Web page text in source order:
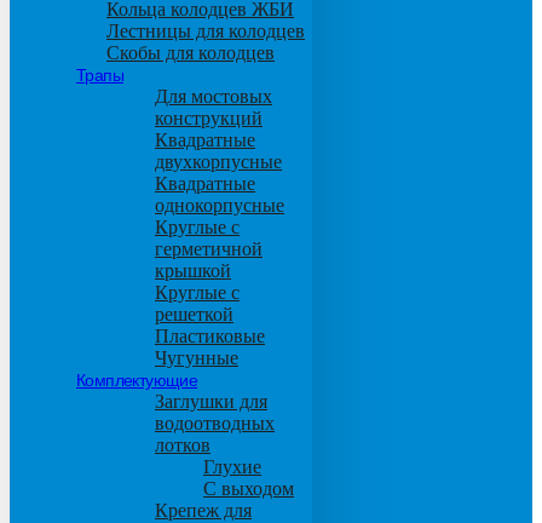
Кольца колодцев ЖБИ
Лестницы для колодцев
Скобы для колодцев
Трапы
Для мостовых
конструкций
Квадратные
двухкорпусные
Квадратные
однокорпусные
Круглые с
герметичной
крышкой
Круглые с
решеткой
Пластиковые
Чугунные
Комплектующие
Заглушки для
водоотводных
лотков
Глухие
С выходом
Крепеж для